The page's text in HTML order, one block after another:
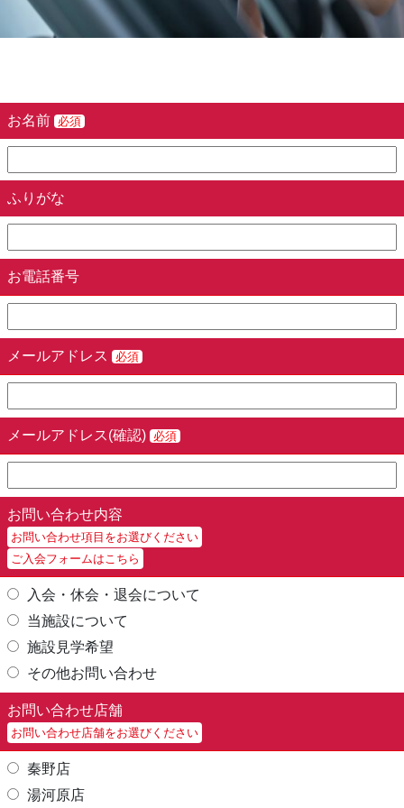
お名前 必須
ふりがな
お電話番号
メールアドレス 必須
メールアドレス(確認) 必須
お問い合わせ内容
お問い合わせ項目をお選びください
ご入会フォームはこちら
入会・休会・退会について
当施設について
施設見学希望
その他お問い合わせ
お問い合わせ店舗
お問い合わせ店舗をお選びください
秦野店
湯河原店